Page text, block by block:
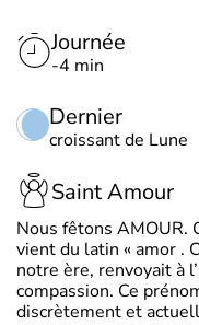
Journée
-4 min
Dernier
croissant de Lune
Saint Amour
Nous fêtons AMOUR.
vient du latin « amor .
notre ère, renvoyait à
compassion. Ce
discrètement et